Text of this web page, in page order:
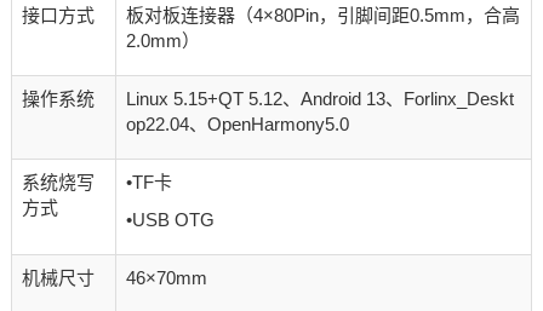
接口方式
板对板连接器（4×80Pin，引脚间距0.5mm，合高
2.0mm）
操作系统
Linux 5.15+QT 5.12、Android 13、Forlinx_Deskt
op22.04、OpenHarmony5.0
系统烧写
方式
•TF卡
•USB OTG
机械尺寸 46×70mm